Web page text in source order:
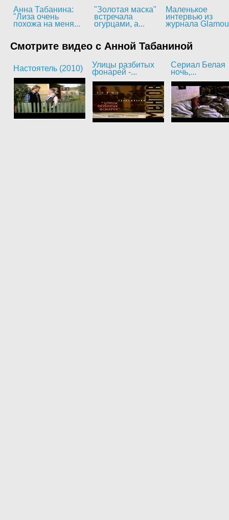
Анна Табанина:
"Лиза очень
похожа на меня...
"Золотая маска"
встречала
огурцами, а...
Маленькое
интервью из
журнала
Смотрите видео с Анной Табаниной
Настоятель (2010)
Улицы разбитых
фонарей -...
Сериал Белая
ночь,...